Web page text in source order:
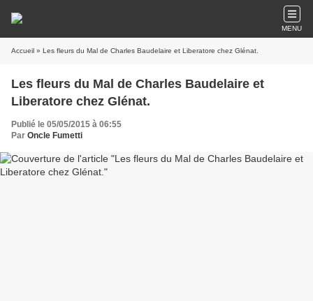
MENU
Accueil » Les fleurs du Mal de Charles Baudelaire et Liberatore chez Glénat.
Les fleurs du Mal de Charles Baudelaire et
Liberatore chez Glénat.
Publié le 05/05/2015 à 06:55
Par Oncle Fumetti